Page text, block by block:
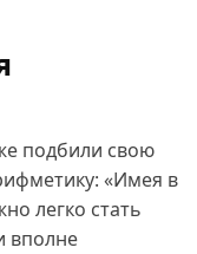
подбили свою
«Имея в
легко стать
вполне